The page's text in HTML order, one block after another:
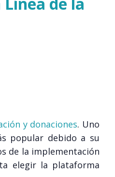
y donaciones. Uno
popular debido a su
de la implementación
elegir la plataforma